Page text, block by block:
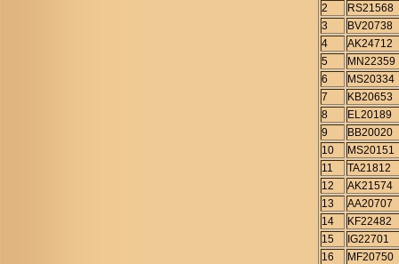
2
RS21568
3
BV20738
4
AK24712
5
MN22359
6
MS20334
7
KB20653
8
EL20189
9
BB20020
10
MS20151
11
TA21812
12
AK21574
13
AA20707
14
KF22482
15
IG22701
16
MF20750